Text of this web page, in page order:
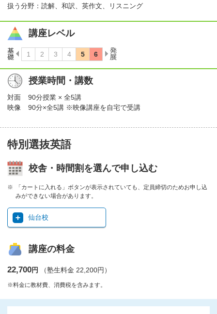
扱う分野：読解、和訳、英作文、リスニング
講座レベル
授業時間・講数
対面
90分授業 × 全5講
映像
90分×全5講 ※映像講座を自宅で受講
特別選抜英語
校舎・時間割を選んで申し込む
「カートに入れる」ボタンが表示されていても、定員締切のためお申し込
みができない場合があります。
仙台校
講座の料金
22,700円 （塾生料金 22,200円）
※料金に教材費、消費税を含みます。